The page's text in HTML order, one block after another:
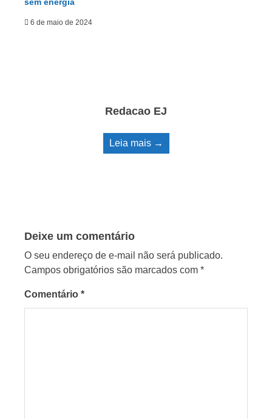
6 de maio de 2024
Redacao EJ
Leia mais →
Deixe um comentário
O seu endereço de e-mail não será publicado.
Campos obrigatórios são marcados com *
Comentário *